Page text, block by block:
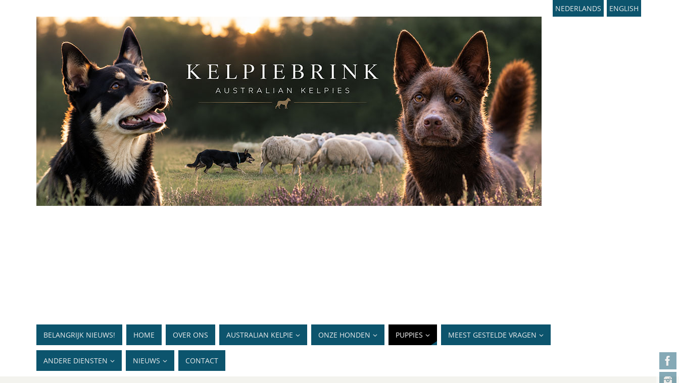
NEDERLANDS ENGLISH
BELANGRIJK NIEUWS! HOME OVER ONS AUSTRALIAN KELPIE ONZE HONDEN PUPPIES MEEST GESTELDE VRAGEN
ANDERE DIENSTEN NIEUWS CONTACT